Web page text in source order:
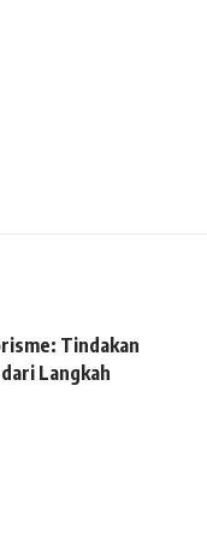
Tindakan
Langkah